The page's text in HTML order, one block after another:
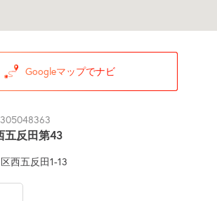
Googleマップでナビ
五反田第43
西五反田1-13